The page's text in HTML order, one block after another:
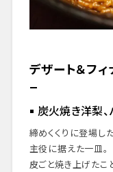
デザート＆フィ
炭火焼き洋梨、
締めくくりに登場し
主役に据えた一皿。
皮ごと焼き上げたこ